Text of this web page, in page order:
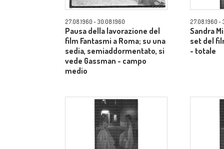
27.08.1960 - 30.08.1960
Pausa della lavorazione del
film Fantasmi a Roma; su una
sedia, semiaddormentato, si
vede Gassman - campo
medio
27.08.1960 -
Sandra
set del
- totale